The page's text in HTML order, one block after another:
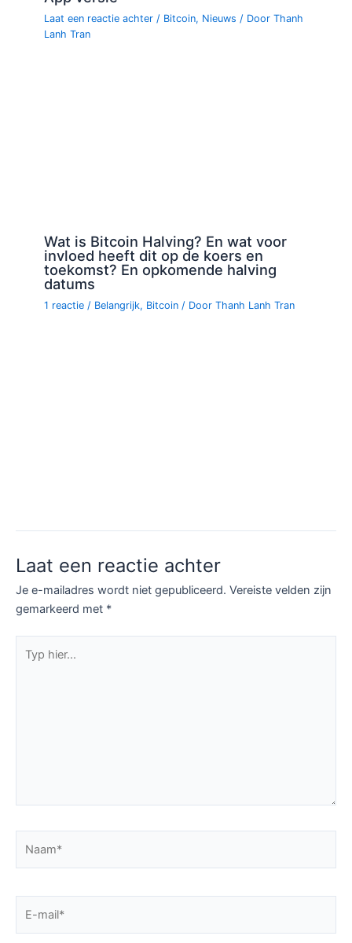
Laat een reactie achter / Bitcoin, Nieuws / DoorThanh
Lanh Tran
Wat is Bitcoin Halving? En wat voor
invloed heeft dit op de koers en
toekomst? En opkomende halving
datums
1 reactie / Belangrijk, Bitcoin / DoorThanh Lanh Tran
Laat een reactie achter
Je e-mailadres wordt niet gepubliceerd. Vereiste velden zijn
gemarkeerd met *
hier...
mail*